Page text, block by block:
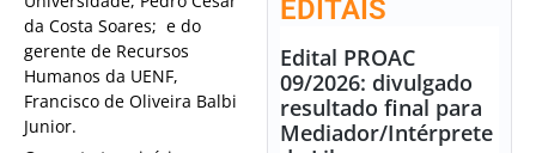
da Costa Soares; e do
gerente de Recursos
Humanos da UENF,
Francisco de Oliveira Balbi
Junior.
EDITAIS
Edital PROAC
09/2026: divulgado
resultado final para
Mediador/Intérprete